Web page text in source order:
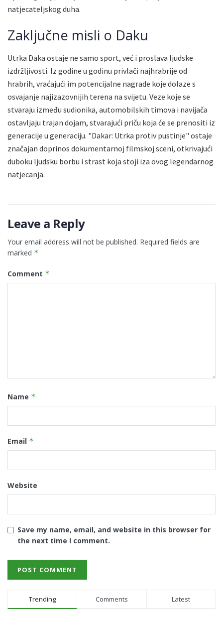
natjecateljskog duha.
Zaključne misli o Daku
Utrka Daka ostaje ne samo sport, već i proslava ljudske
izdržljivosti. Iz godine u godinu privlači najhrabrije od
hrabrih, vraćajući im potencijalne nagrade koje dolaze s
osvajanje najizazovnijih terena na svijetu. Veze koje se
stvaraju između sudionika, automobilskih timova i navijača
ostavljaju trajan dojam, stvarajući priču koja će se prenositi iz
generacije u generaciju. "Dakar: Utrka protiv pustinje" ostaje
značajan doprinos dokumentarnoj filmskoj sceni, otkrivajući
duboku ljudsku borbu i strast koja stoji iza ovog legendarnog
natjecanja.
Leave a Reply
Your email address will not be published. Required fields are
marked *
Comment *
Name *
Email *
Website
Save my name, email, and website in this browser for
the next time I comment.
Trending Comments Latest